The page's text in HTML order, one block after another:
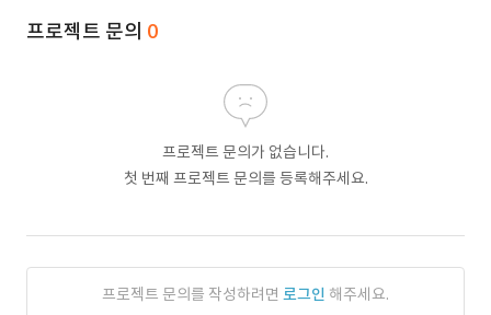
프로젝트 문의 0
프로젝트 문의가 없습니다.
첫 번째 프로젝트 문의를 등록해주세요.
프로젝트 문의를 작성하려면 로그인 해주세요.